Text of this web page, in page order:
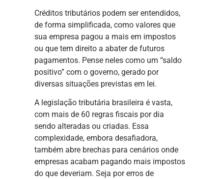
Créditos tributários podem ser entendidos,
de forma simplificada, como valores que
sua empresa pagou a mais em impostos
ou que tem direito a abater de futuros
pagamentos. Pense neles como um “saldo
positivo” com o governo, gerado por
diversas situações previstas em lei.
A legislação tributária brasileira é vasta,
com mais de 60 regras fiscais por dia
sendo alteradas ou criadas. Essa
complexidade, embora desafiadora,
também abre brechas para cenários onde
empresas acabam pagando mais impostos
do que deveriam. Seja por erros de